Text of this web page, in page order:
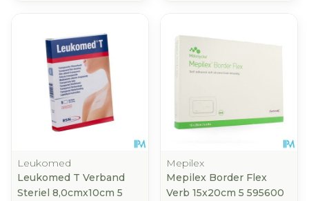
Leukomed
Leukomed T Verband
Steriel 8,0cmx10cm 5
Mepilex
Mepilex Border Flex
Verb 15x20cm 5 595600